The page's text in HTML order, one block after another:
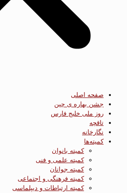
صفحه اصلی
جشن بهاره ی چین
روز ملی خلیج فارس
تاقچه
نگارخانه
کمیته‌ها
کمیته بانوان
کمیته علمی و فنی
کمیته جوانان
کمیته فرهنگی و اجتماعی
کمیته ارتباطات و دیپلماسی